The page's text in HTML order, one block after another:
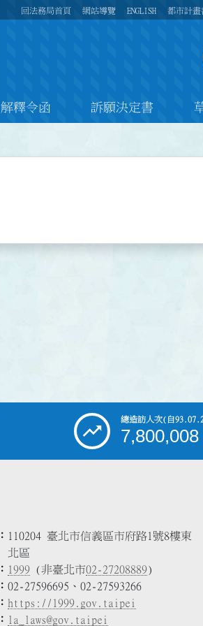
回法務局首頁 網站導覽 ENGLISH 都市計畫
解釋令函 訴願決定書
總造訪人次(自
7,800,008
110204 臺北市信義區市府路1號8樓東
北區
1999 (非臺北市02-27208889)
02-27596695、02-27593266
https://1999.gov.taipei
la_laws@gov.taipei